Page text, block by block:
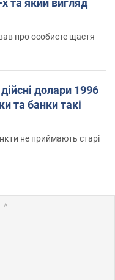
про особисте щастя
долари 1996
та банки такі
не приймають старі